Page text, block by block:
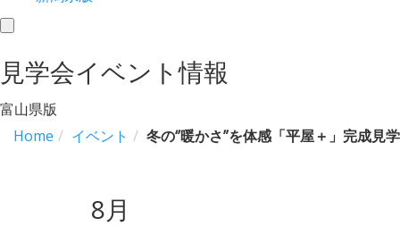
toggle
見学会イベント情報
富山県版
Home
イベント 冬の‘’暖かさ”を体感「平屋＋」完成見
8月